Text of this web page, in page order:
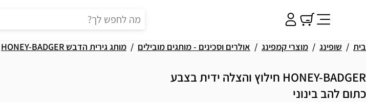
בית שופינג מוצרי קמפינג אולרים וסכינים - מותגים מובילים מותג גירית הדבש HONEY-BADGER
HONEY-BADGER חילוץ והצלה ידית בצבע
כתום להב בינוני